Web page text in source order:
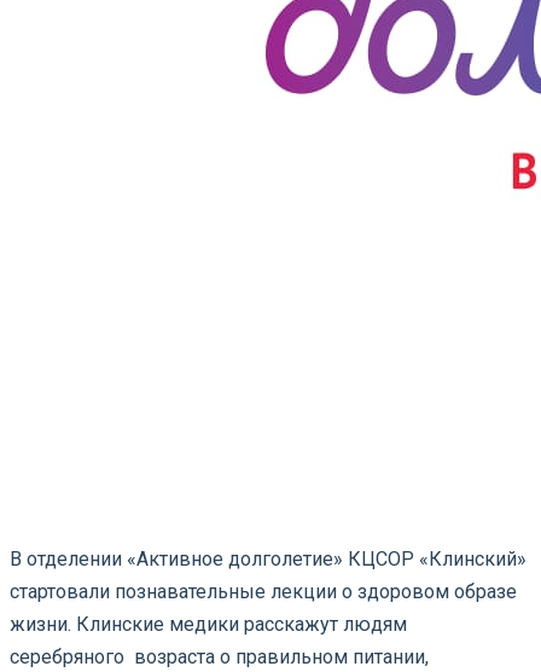
В отделении «Активное долголетие» КЦСОР «Клинский»
стартовали познавательные лекции о здоровом образе
жизни. Клинские медики расскажут людям
серебряного возраста о правильном питании,